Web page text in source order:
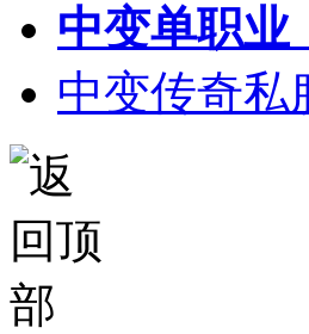
中变单职业
中变传奇私